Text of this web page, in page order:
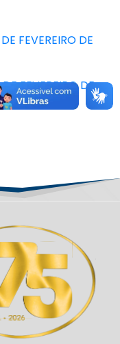
FEVEREIRO DE
FEVEREIRO DE